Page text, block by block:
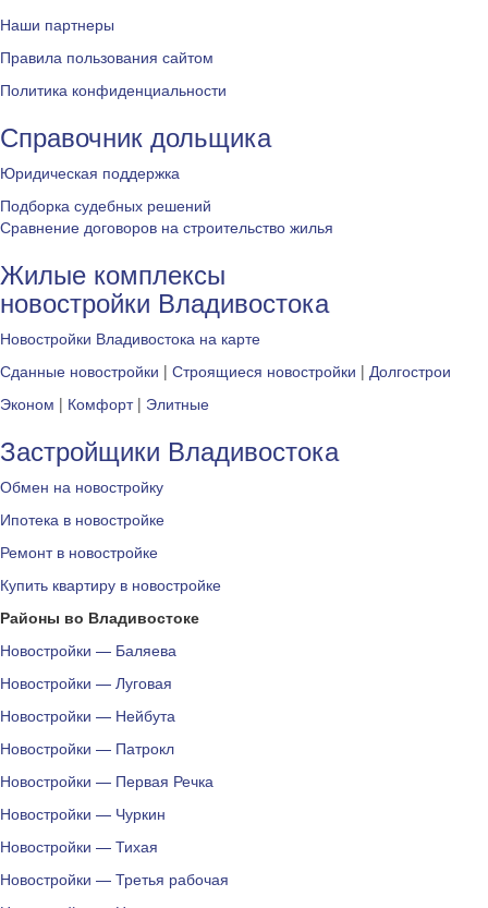
Наши партнеры
Правила пользования сайтом
Политика конфиденциальности
Справочник дольщика
Юридическая поддержка
Подборка судебных решений
Сравнение договоров на строительство жилья
Жилые комплексы
новостройки Владивостока
Новостройки Владивостока на карте
Сданные новостройки | Строящиеся новостройки | Долгострои
Эконом | Комфорт| Элитные
Застройщики Владивостока
Обмен на новостройку
Ипотека в новостройке
Ремонт в новостройке
Купить квартиру в новостройке
Районы во Владивостоке
Новостройки — Баляева
Новостройки — Луговая
Новостройки — Нейбута
Новостройки — Патрокл
Новостройки — Первая Речка
Новостройки — Чуркин
Новостройки — Тихая
Новостройки — Третья рабочая